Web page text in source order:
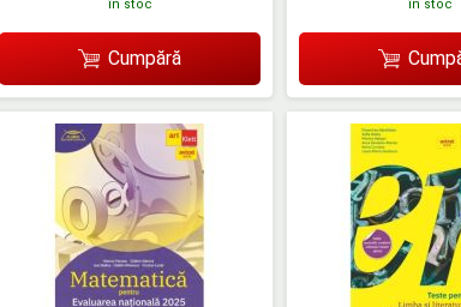
în stoc
Cumpără
în stoc